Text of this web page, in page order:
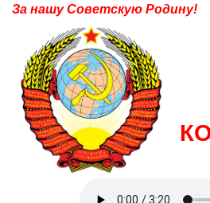
За нашу Советскую Родину!